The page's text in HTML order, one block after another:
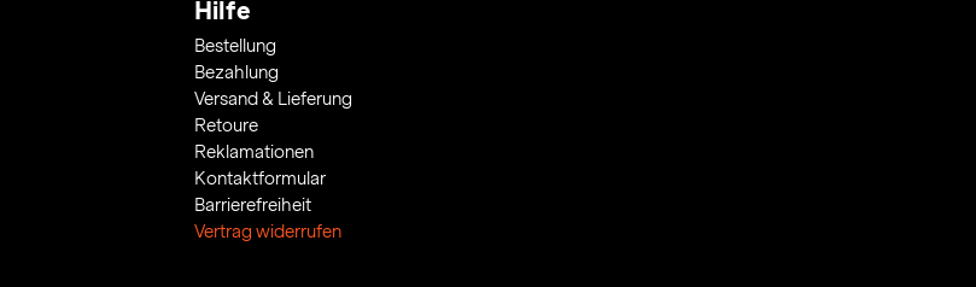
Hilfe
Bestellung
Bezahlung
Versand & Lieferung
Retoure
Reklamationen
Kontaktformular
Barrierefreiheit
Vertrag widerrufen